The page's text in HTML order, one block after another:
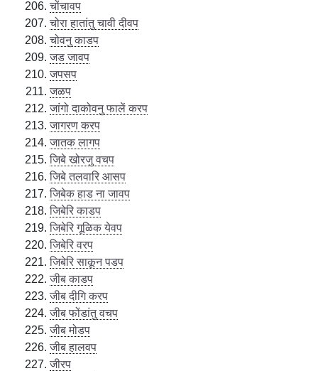
चोंचावप
चोरा हातांतु चावी दीवप
चोवनु काडप
जड जावप
जपसप
जळप
जांगो दाकोवनु फालें करप
जागरण करप
जातक लागप
जिबे खोरजु वचप
जिबे तलवारि आसप
जिबेक हाड ना जावप
जिबेरि काडप
जिबेरि गूळिक येवप
जिबेरि वरप
जिबेरि साकून पडप
जीब काडप
जीब दीगि करप
जीब फोंडांतु वचप
जीब मोडप
जीब हालवप
जीरप